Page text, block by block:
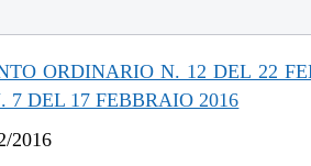
ORDINARIO N. 12 DEL 22
7 DEL 17 FEBBRAIO 2016
2016